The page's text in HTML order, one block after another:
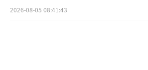
2026-08-05 08:41:43